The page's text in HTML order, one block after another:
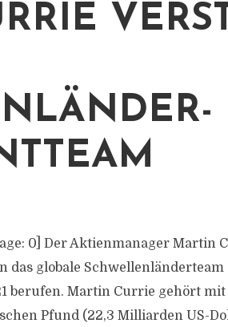
0] Der Aktienmanager Martin
das globale
berufen. Martin Currie gehört
Pfund (22,3 Milliarden US-